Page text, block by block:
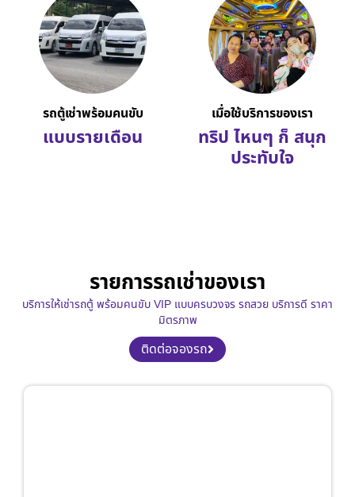
รถตู้เช่าพร้อมคนขับ
แบบรายเดือน
เมื่อใช้บริการของเรา
ทริป ไหนๆ ก็ สนุก
ประทับใจ
รายการรถเช่าของเรา
บริการให้เช่ารถตู้ พร้อมคนขับ VIP แบบครบวงจร รถสวย บริการดี ราคา
มิตรภาพ
ติดต่อจองรถ